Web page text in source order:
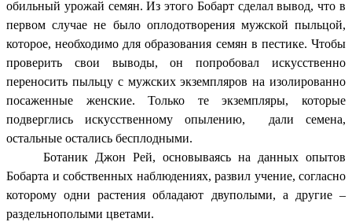
обильный урожай семян. Из этого Бобарт сделал вывод, что в
первом случае не было оплодотворения мужской пыльцой,
которое, необходимо для образования семян в пестике. Чтобы
проверить свои выводы, он попробовал искусственно
переносить пыльцу с мужских экземпляров на изолированно
посаженные женские. Только те экземпляры, которые
подверглись искусственному опылению, дали семена,
остальные остались бесплодными.
Ботаник Джон Рей, основываясь на данных опытов
Бобарта и собственных наблюдениях, развил учение, согласно
которому одни растения обладают двуполыми, а другие –
раздельнополыми цветами.